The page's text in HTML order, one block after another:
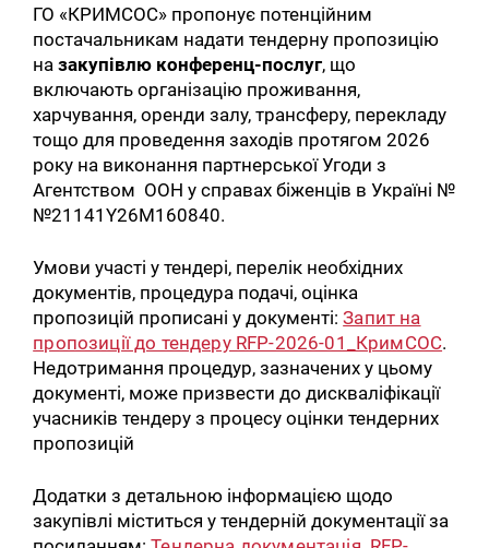
ГО «КРИМСОС» пропонує потенційним
постачальникам надати тендерну пропозицію
назакупівлю конференц-послуг, що
включають організацію проживання,
харчування, оренди залу, трансферу, перекладу
тощо для проведення заходів протягом 2026
року на виконання партнерської Угоди з
Агентством ООН у справах біженців в Україні №
№21141Y26M160840.
Умови участі у тендері, перелік необхідних
документів, процедура подачі, оцінка
пропозицій прописані у документі:Запит на
пропозиції до тендеру RFP-2026-01_КримСОС.
Недотримання процедур, зазначених у цьому
документі, може призвести до дискваліфікації
учасників тендеру з процесу оцінки тендерних
пропозицій
Додатки з детальною інформацією щодо
закупівлі міститься у тендерній документації за